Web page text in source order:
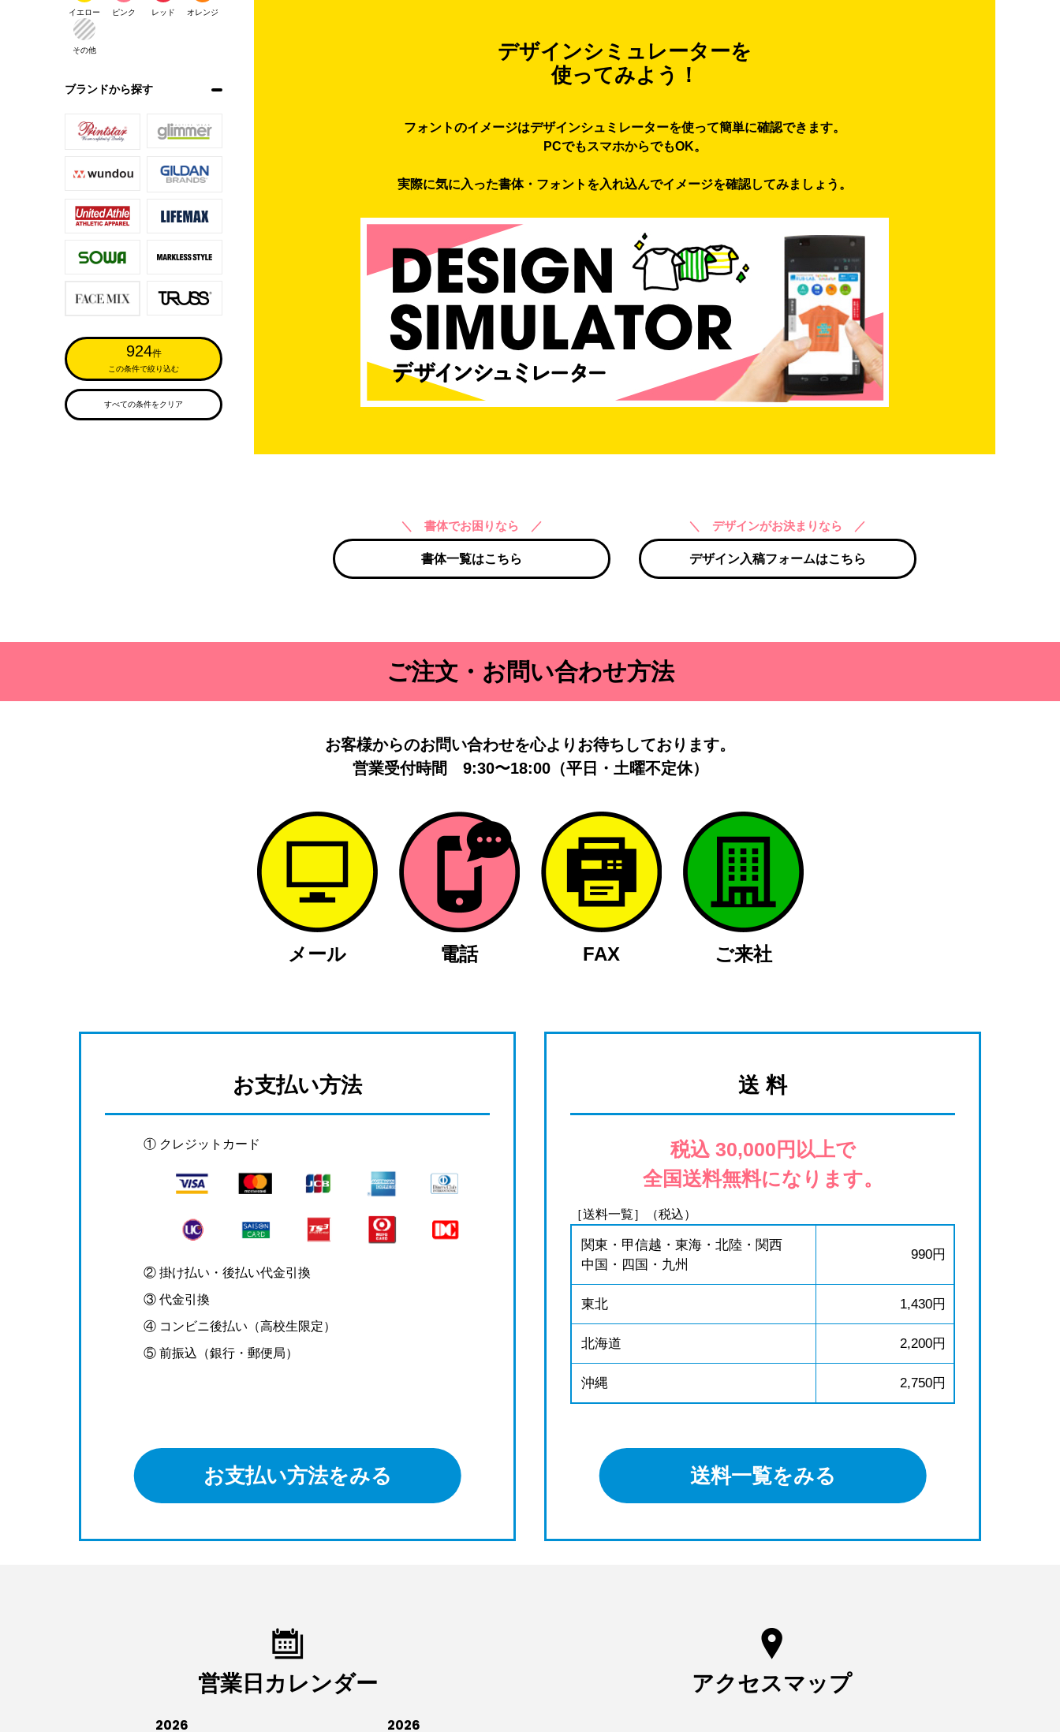
イエロー ピンク レッド オレンジ
その他
ブランドから探す
924件
この条件で絞り込む
すべての条件をクリア
デザインシミュレーターを
使ってみよう！
フォントのイメージはデザインシュミレーターを使って簡単に確認できます。
PCでもスマホからでもOK。
実際に気に入った書体・フォントを入れ込んでイメージを確認してみましょう。
＼ 書体でお困りなら ／
書体一覧はこちら
＼ デザインがお決まりなら ／
デザイン入稿フォームはこちら
ご注文・お問い合わせ方法
お客様からのお問い合わせを心よりお待ちしております。
営業受付時間 9:30〜18:00（平日・土曜不定休）
メール 電話 FAX ご来社
お支払い方法
① クレジットカード
② 掛け払い・後払い代金引換
③ 代金引換
④ コンビニ後払い（高校生限定）
⑤ 前振込（銀行・郵便局）
お支払い方法をみる
送 料
税込 30,000円以上で
全国送料無料になります。
［送料一覧］（税込）
関東・甲信越・東海・北陸・関西
中国・四国・九州
990円
東北 1,430円
北海道 2,200円
沖縄 2,750円
送料一覧をみる
営業日カレンダー
2026 2026
アクセスマップ